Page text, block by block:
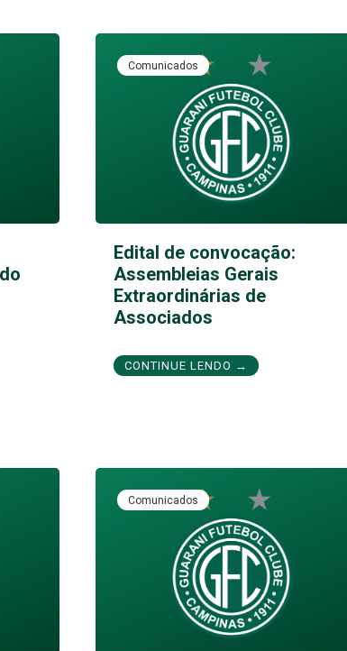
Comunicados
Edital de convocação:
Assembleias Gerais
Extraordinárias de
Associados
CONTINUE LENDO →
Comunicados